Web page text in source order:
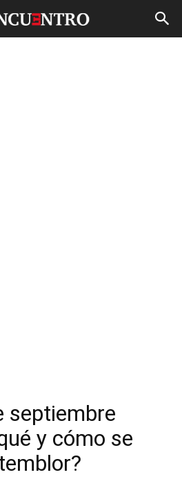
septiembre
y cómo se